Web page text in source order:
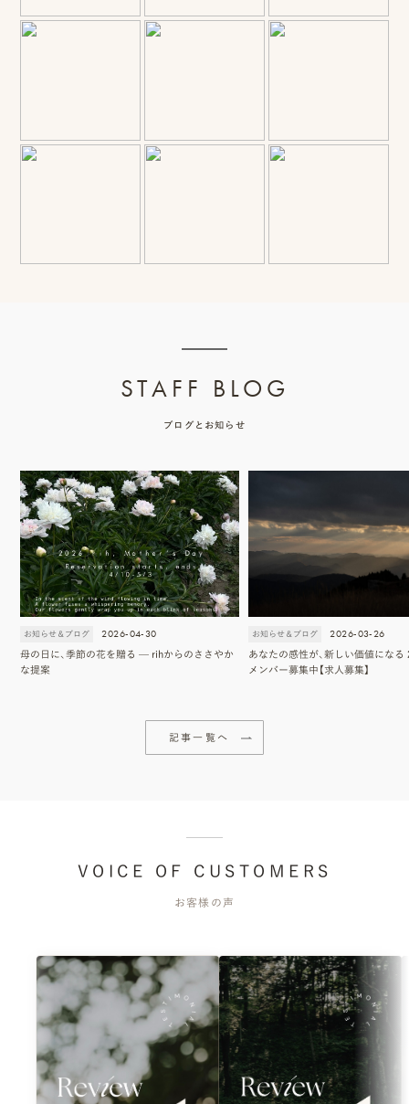
STAFF BLOG
ブログとお知らせ
お知らせ＆ブログ 2026-04-30
母の日に、季節の花を贈る — rihからのささやか
な提案
お知らせ＆ブログ 2026-03-26
あなたの感性が、新しい価値になる
メンバー募集中【求人募集】
記事一覧へ
VOICE OF CUSTOMERS
お客様の声